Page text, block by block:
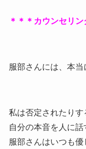
＊＊＊カウンセリ
服部さんには、本当
私は否定されたりす
自分の本音を人に話
服部さんはいつも優